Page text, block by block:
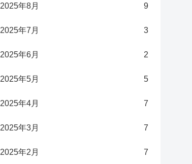
2025年8月 9
2025年7月 3
2025年6月 2
2025年5月 5
2025年4月 7
2025年3月 7
2025年2月 7